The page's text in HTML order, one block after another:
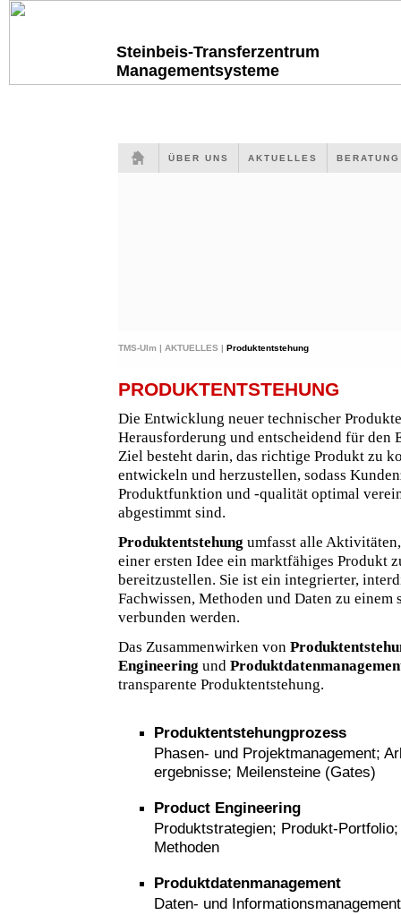
Steinbeis-Transferzentrum
Managementsysteme
ÜBER UNS AKTUELLES
TMS-Ulm | AKTUELLES | Produktentstehung
PRODUKTENTSTEHUNG
Die Entwicklung neuer technischer
Herausforderung und entscheidend für den
Ziel besteht darin, das richtige Produkt zu
entwickeln und herzustellen, sodass
Produktfunktion und -qualität optimal
abgestimmt sind.
Produktentstehung umfasst alle
einer ersten Idee ein marktfähiges Produkt
bereitzustellen. Sie ist ein integrierter,
Fachwissen, Methoden und Daten zu einem
verbunden werden.
Das Zusammenwirken von
Engineering und
transparente Produktentstehung.
Produktentstehungprozess
Phasen- und Projektmanagement;
ergebnisse; Meilensteine (Gates)
Product Engineering
Produktstrategien; Produkt-
Methoden
Produktdatenmanagement
Daten- und